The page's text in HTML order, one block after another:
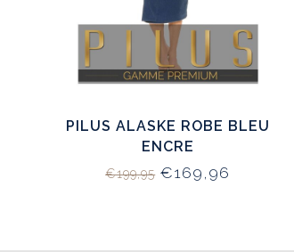
PILUS ALASKE ROBE BLEU
ENCRE
€199,95€169,96